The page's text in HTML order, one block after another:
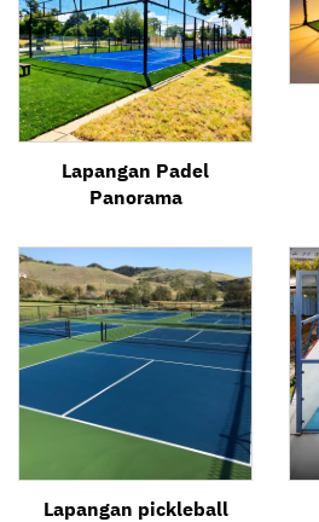
Lapangan Padel
Panorama
Lapangan pickleball